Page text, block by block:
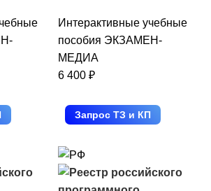
Интерактивные учебные
пособия ЭКЗАМЕН-
МЕДИА
6 400 ₽
Запрос ТЗ и КП